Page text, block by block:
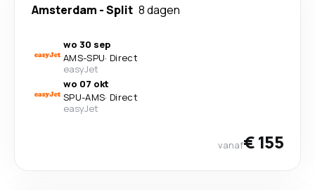
Amsterdam -Split 8 dagen
wo 30 sep
AMS-SPU· Direct
easyJet
wo 07 okt
SPU-AMS· Direct
easyJet
vanaf€ 155